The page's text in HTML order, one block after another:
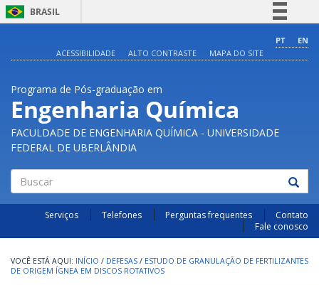
BRASIL
Comunica BR
Acesso à informação
Legislação
PT
EN
ACESSIBILIDADE
ALTO CONTRASTE MAPA DO SITE
Programa de Pós-graduação em
Engenharia Química
FACULDADE DE ENGENHARIA QUÍMICA - UNIVERSIDADE
FEDERAL DE UBERLÂNDIA
Buscar
Serviços Telefones Perguntas frequentes
Contato
Fale conosco
INÍCIO / DEFESAS / ESTUDO DE GRANULAÇÃO DE FERTILIZANTES
DE ORIGEM ÍGNEA EM DISCOS ROTATIVOS